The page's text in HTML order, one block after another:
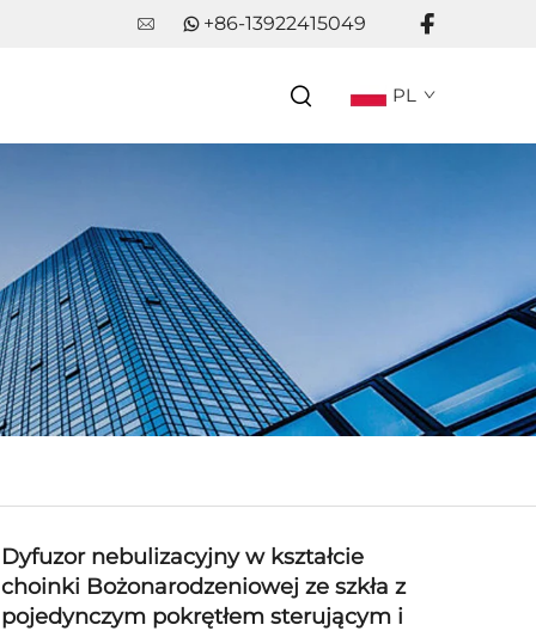
+86-13922415049
PL
Dyfuzor nebulizacyjny w kształcie
choinki Bożonarodzeniowej ze szkła z
pojedynczym pokrętłem sterującym i